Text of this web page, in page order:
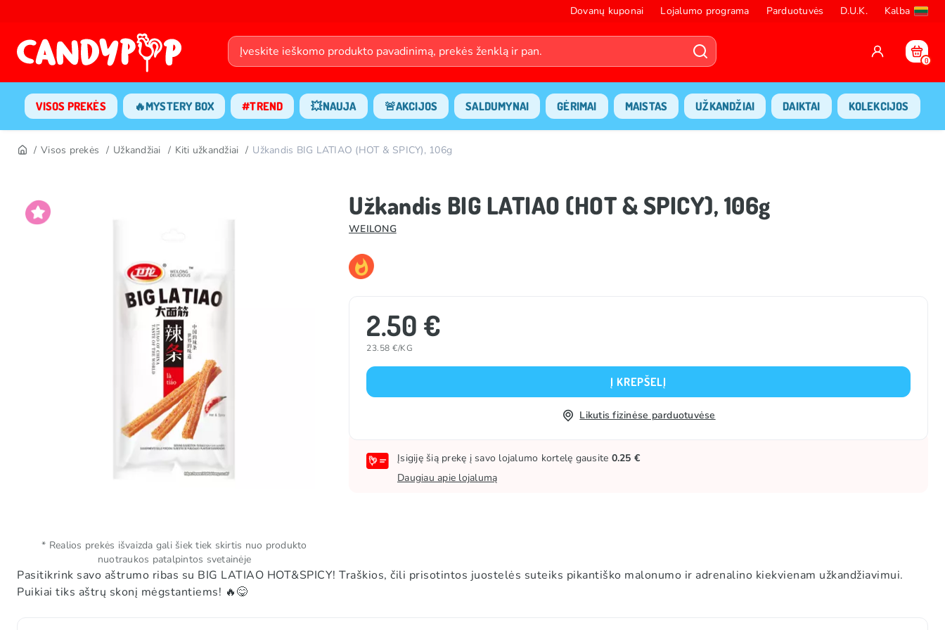
Dovanų kuponai Lojalumo programa Parduotuvės D.U.K. Kalba
0
VISOS PREKĖS 🔥MYSTERY BOX #TREND 💥NAUJA 🚨AKCIJOS SALDUMYNAI GĖRIMAI MAISTAS UŽKANDŽIAI DAIKTAI KOLEKCIJOS
Visos prekės Užkandžiai Kiti užkandžiai Užkandis BIG LATIAO (HOT & SPICY), 106g
Užkandis BIG LATIAO (HOT & SPICY), 106g
WEILONG
2.50 €
23.58 €/KG
Į KREPŠELĮ
Likutis fizinėse parduotuvėse
Įsigiję šią prekę į savo lojalumo kortelę gausite 0.25 €
Daugiau apie lojalumą
Pasitikrink savo aštrumo ribas su BIG LATIAO HOT&SPICY! Traškios, čili prisotintos juostelės suteiks pikantiško malonumo ir adrenalino kiekvienam užkandžiavimui.
Puikiai tiks aštrų skonį mėgstantiems! 🔥😋
* Realios prekės išvaizda gali šiek tiek skirtis nuo produkto
nuotraukos patalpintos svetainėje